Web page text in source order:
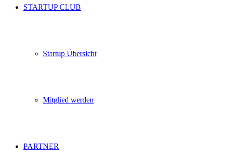
STARTUP CLUB
Startup Übersicht
Mitglied werden
PARTNER